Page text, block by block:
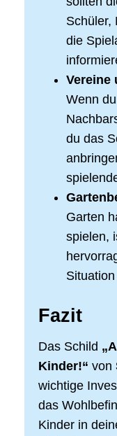
Schüler,
die
Vereine
Wenn
du das
Garten
spielen,
Fazit
Das Schild
Kinder!“ von
wichtige
das
Kinder in